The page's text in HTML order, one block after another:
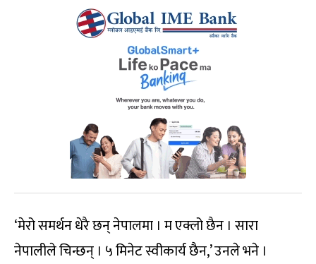
‘मेरो समर्थन धेरै छन् नेपालमा । म एक्लो छैन । सारा
नेपालीले चिन्छन् । ५ मिनेट स्वीकार्य छैन,’ उनले भने ।